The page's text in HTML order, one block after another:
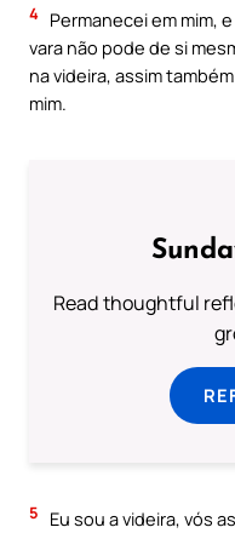
4 Permanecei em mim,
vara não pode de si
na videira, assim
mim.
Read thoughtful
5
Eu sou a videira, vós